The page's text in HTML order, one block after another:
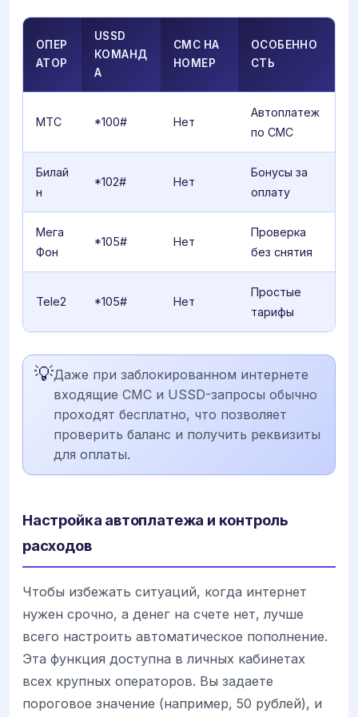
ОПЕР
АТОР
USSD
КОМАНД
А
СМС НА
НОМЕР
ОСОБЕННО
СТЬ
МТС *100# Нет
Автоплатеж
по СМС
Билай
н
*102# Нет
Бонусы за
оплату
Мега
Фон
*105# Нет
Проверка
без снятия
Tele2 *105# Нет
Простые
тарифы
💡Даже при заблокированном интернете
входящие СМС и USSD-запросы обычно
проходят бесплатно, что позволяет
проверить баланс и получить реквизиты
для оплаты.
Настройка автоплатежа и контроль
расходов
Чтобы избежать ситуаций, когда интернет
нужен срочно, а денег на счете нет, лучше
всего настроить автоматическое пополнение.
Эта функция доступна в личных кабинетах
всех крупных операторов. Вы задаете
пороговое значение (например, 50 рублей), и